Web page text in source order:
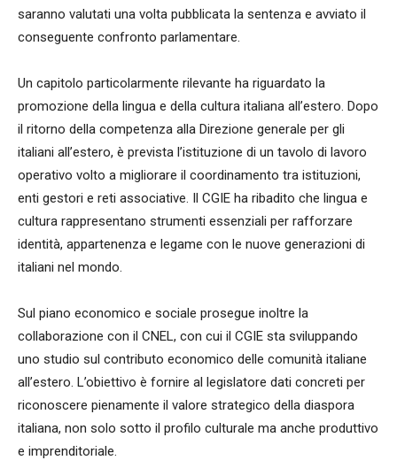
saranno valutati una volta pubblicata la sentenza e avviato il
conseguente confronto parlamentare.
Un capitolo particolarmente rilevante ha riguardato la
promozione della lingua e della cultura italiana all’estero. Dopo
il ritorno della competenza alla Direzione generale per gli
italiani all’estero, è prevista l’istituzione di un tavolo di lavoro
operativo volto a migliorare il coordinamento tra istituzioni,
enti gestori e reti associative. Il CGIE ha ribadito che lingua e
cultura rappresentano strumenti essenziali per rafforzare
identità, appartenenza e legame con le nuove generazioni di
italiani nel mondo.
Sul piano economico e sociale prosegue inoltre la
collaborazione con il CNEL, con cui il CGIE sta sviluppando
uno studio sul contributo economico delle comunità italiane
all’estero. L’obiettivo è fornire al legislatore dati concreti per
riconoscere pienamente il valore strategico della diaspora
italiana, non solo sotto il profilo culturale ma anche produttivo
e imprenditoriale.